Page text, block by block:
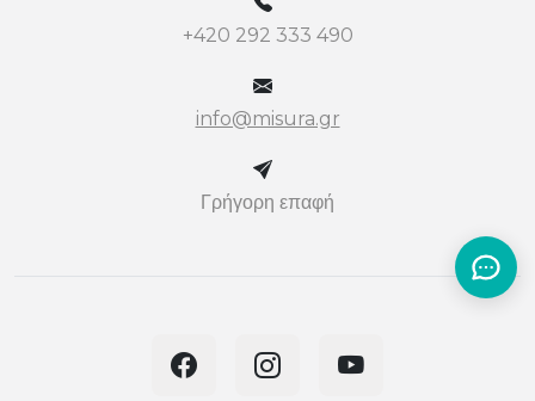
+420 292 333 490
info@misura.gr
Γρήγορη επαφή